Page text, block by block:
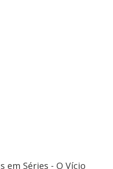
em Séries - O Vício